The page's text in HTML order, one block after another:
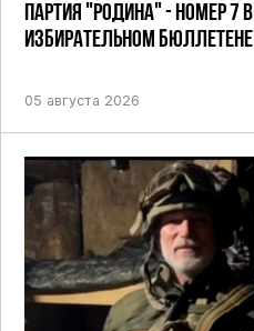
ПАРТИЯ "РОДИНА" - НОМЕР 7 В
ИЗБИРАТЕЛЬНОМ БЮЛЛЕТЕНЕ
05 августа 2026